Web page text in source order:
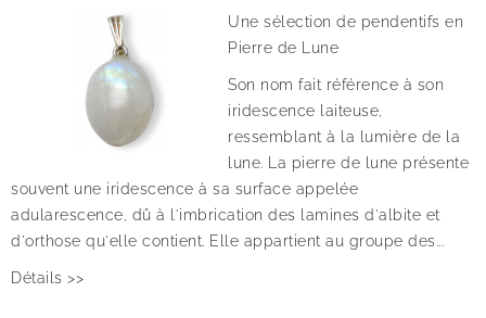
Une sélection de pendentifs en
Pierre de Lune
Son nom fait référence à son
iridescence laiteuse,
ressemblant à la lumière de la
lune. La pierre de lune présente
souvent une iridescence à sa surface appelée
adularescence, dû à l'imbrication des lamines d'albite et
d'orthose qu'elle contient. Elle appartient au groupe des...
Détails >>